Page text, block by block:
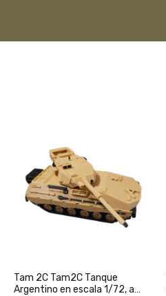
Tam 2C Tam2C Tanque
Argentino en escala 1/72, a